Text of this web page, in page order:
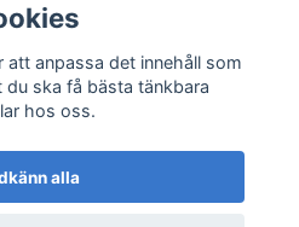
anpassa det innehåll som
ska få bästa tänkbara
hos oss.
alla